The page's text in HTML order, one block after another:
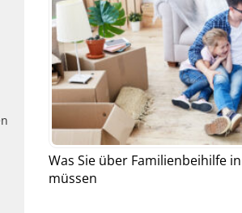
Was Sie über Familienbeihilfe
müssen